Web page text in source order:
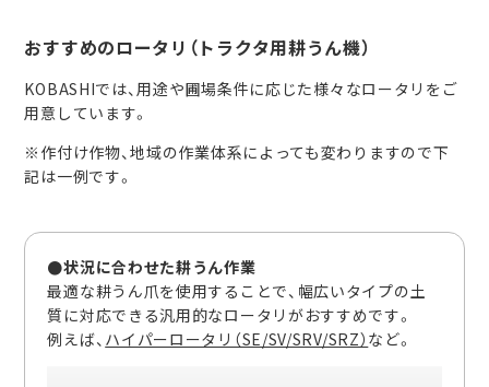
おすすめのロータリ（トラクタ用耕うん機）
KOBASHIでは、用途や圃場条件に応じた様々なロータリをご
用意しています。
※作付け作物、地域の作業体系によっても変わりますので下
記は一例です。
●状況に合わせた耕うん作業
最適な耕うん爪を使用することで、幅広いタイプの土
質に対応できる汎用的なロータリがおすすめです。
例えば、 ハイパーロータリ（SE/SV/SRV/SRZ） など。